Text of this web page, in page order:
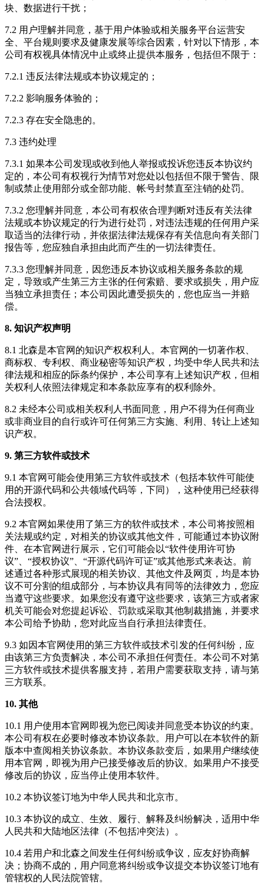
块、数据进行干扰；
7.2 用户理解并同意，基于用户体验或相关服务平台运营安
全、平台规则要求及健康发展等综合因素，针对以下情形，本
公司有权视具体情况中止或终止提供本服务，包括但不限于：
7.2.1 违反法律法规或本协议规定的；
7.2.2 影响服务体验的；
7.2.3 存在安全隐患的。
7.3 违约处理
7.3.1 如果本公司发现或收到他人举报或投诉您违反本协议约
定的，本公司有权视行为情节对您处以包括但不限于警告、限
制或禁止使用部分或全部功能、帐号封禁直至注销的处罚。
7.3.2 您理解并同意，本公司有权依合理判断对违反有关法律
法规或本协议规定的行为进行处罚，对违法违规的任何用户采
取适当的法律行动，并依据法律法规保存有关信息向有关部门
报告等，您应独自承担由此而产生的一切法律责任。
7.3.3 您理解并同意，因您违反本协议或相关服务条款的规
定，导致或产生第三方主张的任何索赔、要求或损失，用户应
当独立承担责任；本公司因此遭受损失的，您也应当一并赔
偿。
8. 知识产权声明
8.1 北森是本官网的知识产权权利人。本官网的一切著作权、
商标权、专利权、商业秘密等知识产权，均受中华人民共和法
律法规和相应的际条约保护，本公司享有上述知识产权，但相
关权利人依照法律规定和本条款应享有的权利除外。
8.2 未经本公司或相关权利人书面同意，用户不得为任何商业
或非商业目的自行或许可任何第三方实施、利用、转让上述知
识产权。
9. 第三方软件或技术
9.1 本官网可能会使用第三方软件或技术（包括本软件可能使
用的开源代码和公共领域代码等，下同），这种使用已经获得
合法授权。
9.2 本官网如果使用了第三方的软件或技术，本公司将按照相
关法规或约定，对相关的协议或其他文件，可能通过本协议附
件、在本官网进行展示，它们可能会以“软件使用许可协
议”、“授权协议”、“开源代码许可证”或其他形式来表达。前
述通过各种形式展现的相关协议、其他文件及网页，均是本协
议不可分割的组成部分，与本协议具有同等的法律效力，您应
当遵守这些要求。如果您没有遵守这些要求，该第三方或者家
机关可能会对您提起诉讼、罚款或采取其他制裁措施，并要求
本公司给予协助，您对此应当自行承担法律责任。
9.3 如因本官网使用的第三方软件或技术引发的任何纠纷，应
由该第三方负责解决，本公司不承担任何责任。本公司不对第
三方软件或技术提供客服支持，若用户需要获取支持，请与第
三方联系。
10. 其他
10.1 用户使用本官网即视为您已阅读并同意受本协议的约束。
本公司有权在必要时修改本协议条款。用户可以在本软件的新
版本中查阅相关协议条款。本协议条款变后，如果用户继续使
用本官网，即视为用户已接受修改后的协议。如果用户不接受
修改后的协议，应当停止使用本软件。
10.2 本协议签订地为中华人民共和北京市。
10.3 本协议的成立、生效、履行、解释及纠纷解决，适用中华
人民共和大陆地区法律（不包括冲突法）。
10.4 若用户和北森之间发生任何纠纷或争议，应友好协商解
决；协商不成的，用户同意将纠纷或争议提交本协议签订地有
管辖权的人民法院管辖。